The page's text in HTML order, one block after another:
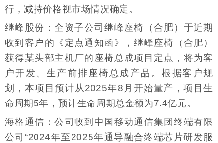
行，减持价格视市场情况确定。
继峰股份：全资子公司继峰座椅（合肥）于近期
收到客户的《定点通知函》，继峰座椅（合肥）
获得某头部主机厂的座椅总成项目定点，将为客
户开发、生产前排座椅总成产品。根据客户规
划，本项目预计从2025年8月开始量产，项目生
命周期5年，预计生命周期总金额为7.4亿元。
海格通信：公司收到中国移动通信集团终端有限
公司“2024年至2025年通导融合终端芯片研发服